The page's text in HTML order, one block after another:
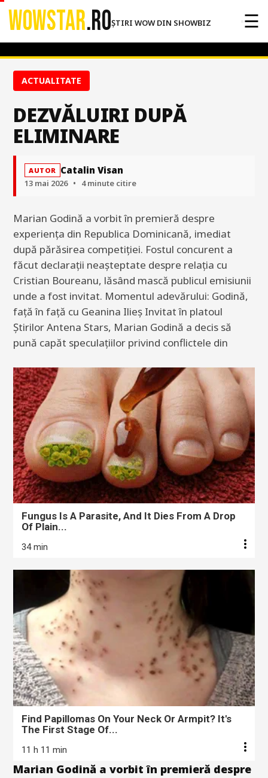
WOWSTAR.ROȘTIRI WOW DIN SHOWBIZ ☰
ACTUALITATE
DEZVĂLUIRI DUPĂ
ELIMINARE
AUTOR Catalin Visan
13 mai 2026 • 4 minute citire
Marian Godină a vorbit în premieră despre
experiența din Republica Dominicană, imediat
după părăsirea competiției. Fostul concurent a
făcut declarații neașteptate despre relația cu
Cristian Boureanu, lăsând mască publicul emisiunii
unde a fost invitat. Momentul adevărului: Godină,
față în față cu Geanina Ilieș Invitat în platoul
Știrilor Antena Stars, Marian Godină a decis să
pună capăt speculațiilor privind conflictele din
Fungus Is A Parasite, And It Dies From A Drop
Of Plain...
34 min
Find Papillomas On Your Neck Or Armpit? It's
The First Stage Of...
11 h 11 min
Marian Godină a vorbit în premieră despre